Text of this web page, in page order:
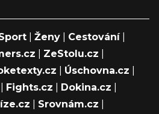
Ženy Cestování|
ZeStolu.cz
Úschovna.cz
Fights.cz Dokina.cz
Srovnám.cz